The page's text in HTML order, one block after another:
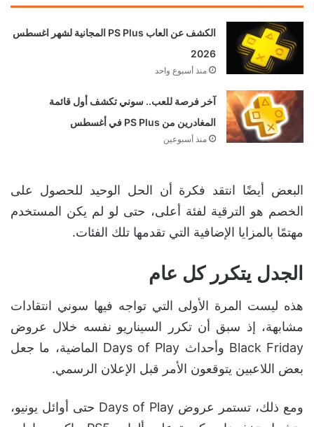
الكشف عن العاب PS Plus المجانية لشهر اغسطس
2026
منذ أسبوع واحد
آخر فرصة للعب.. سوني تكشف أول قائمة
المغادرين من PS Plus في أغسطس
منذ أسبوعين
البعض أيضًا انتقد فكرة أن الحل الوحيد للحصول على
الخصم هو الترقية لفئة أعلى، حتى لو لم يكن المستخدم
مهتمًا بالمزايا الإضافية التي تقدمها تلك الفئات.
الجدل يتكرر كل عام
هذه ليست المرة الأولى التي تواجه فيها سوني انتقادات
مشابهة، إذ سبق أن تكرر السيناريو نفسه خلال عروض
Black Friday وأحداث Days of Play الماضية، ما جعل
بعض اللاعبين يتوقعون الأمر قبل الإعلان الرسمي.
ومع ذلك، تستمر عروض Days of Play حتى أوائل يونيو،